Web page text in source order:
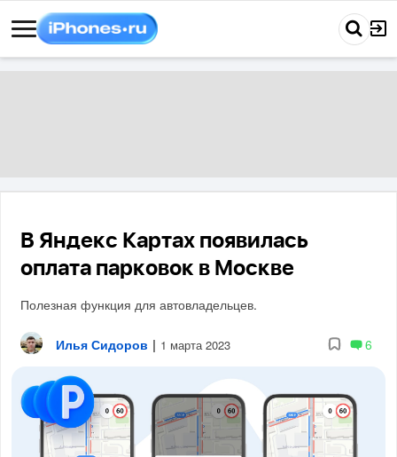
В Яндекс Картах появилась
оплата парковок в Москве
Полезная функция для автовладельцев.
Илья Сидоров | 1 марта 2023 6